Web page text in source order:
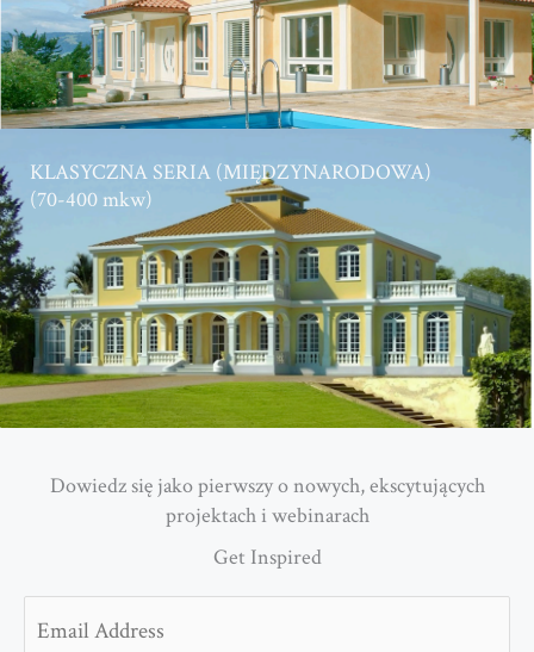
KLASYCZNA SERIA (MIĘDZYNARODOWA)
(70-400 mkw)
Dowiedz się jako pierwszy o nowych, ekscytujących
projektach i webinarach
Get Inspired